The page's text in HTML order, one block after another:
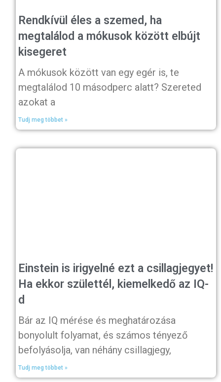
Rendkívül éles a szemed, ha
megtalálod a mókusok között elbújt
kisegeret
A mókusok között van egy egér is, te
megtalálod 10 másodperc alatt? Szereted
azokat a
Tudj meg többet »
Einstein is irigyelné ezt a csillagjegyet!
Ha ekkor születtél, kiemelkedő az IQ-
d
Bár az IQ mérése és meghatározása
bonyolult folyamat, és számos tényező
befolyásolja, van néhány csillagjegy,
Tudj meg többet »